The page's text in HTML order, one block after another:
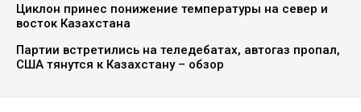
Циклон принес понижение температуры на север и
восток Казахстана
Партии встретились на теледебатах, автогаз пропал,
США тянутся к Казахстану – обзор